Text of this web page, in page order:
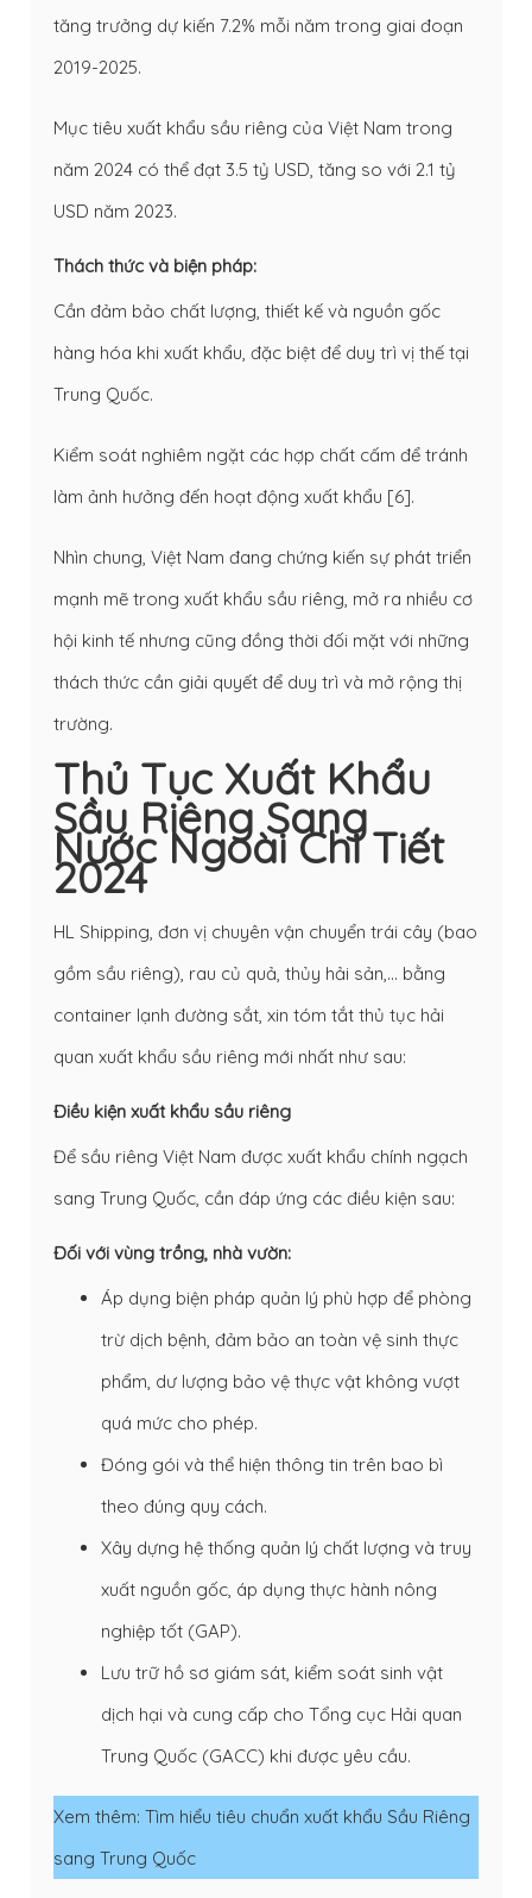
tăng trưởng dự kiến 7.2% mỗi năm trong giai đoạn
2019-2025.
Mục tiêu xuất khẩu sầu riêng của Việt Nam trong
năm 2024 có thể đạt 3.5 tỷ USD, tăng so với 2.1 tỷ
USD năm 2023.
Thách thức và biện pháp:
Cần đảm bảo chất lượng, thiết kế và nguồn gốc
hàng hóa khi xuất khẩu, đặc biệt để duy trì vị thế tại
Trung Quốc.
Kiểm soát nghiêm ngặt các hợp chất cấm để tránh
làm ảnh hưởng đến hoạt động xuất khẩu [6].
Nhìn chung, Việt Nam đang chứng kiến sự phát triển
mạnh mẽ trong xuất khẩu sầu riêng, mở ra nhiều cơ
hội kinh tế nhưng cũng đồng thời đối mặt với những
thách thức cần giải quyết để duy trì và mở rộng thị
trường.
Thủ Tục Xuất Khẩu
Sầu Riêng Sang
Nước Ngoài Chi Tiết
2024
HL Shipping, đơn vị chuyên vận chuyển trái cây (bao
gồm sầu riêng), rau củ quả, thủy hải sản,… bằng
container lạnh đường sắt, xin tóm tắt thủ tục hải
quan xuất khẩu sầu riêng mới nhất như sau:
Điều kiện xuất khẩu sầu riêng
Để sầu riêng Việt Nam được xuất khẩu chính ngạch
sang Trung Quốc, cần đáp ứng các điều kiện sau:
Đối với vùng trồng, nhà vườn:
Áp dụng biện pháp quản lý phù hợp để phòng
trừ dịch bệnh, đảm bảo an toàn vệ sinh thực
phẩm, dư lượng bảo vệ thực vật không vượt
quá mức cho phép.
Đóng gói và thể hiện thông tin trên bao bì
theo đúng quy cách.
Xây dựng hệ thống quản lý chất lượng và truy
xuất nguồn gốc, áp dụng thực hành nông
nghiệp tốt (GAP).
Lưu trữ hồ sơ giám sát, kiểm soát sinh vật
dịch hại và cung cấp cho Tổng cục Hải quan
Trung Quốc (GACC) khi được yêu cầu.
Xem thêm: Tìm hiểu tiêu chuẩn xuất khẩu Sầu Riêng
sang Trung Quốc